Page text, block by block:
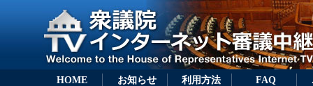
HOME お知らせ 利用方法 FAQ